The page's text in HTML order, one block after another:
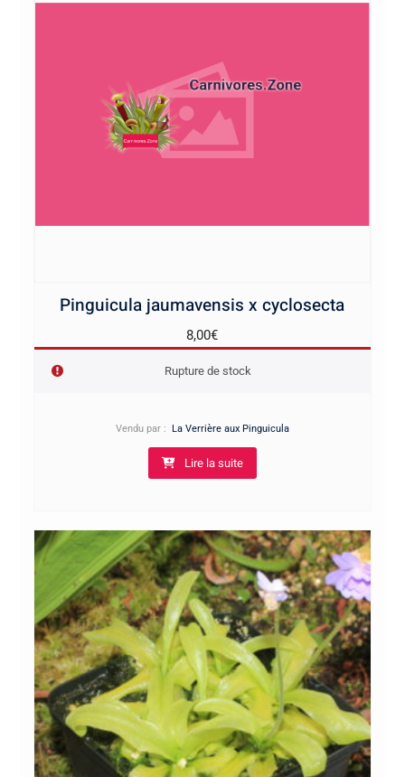
Pinguicula jaumavensis x cyclosecta
8,00€
Rupture de stock
Vendu par : La Verrière aux Pinguicula
Lire la suite